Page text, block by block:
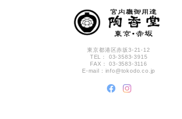
東京都港区赤坂3-21-12
TEL： 03-3583-3915
FAX： 03-3583-3116
E-mail： info@tokodo.co.jp